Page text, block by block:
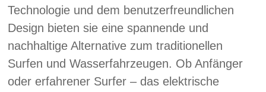
Technologie und dem benutzerfreundlichen
Design bieten sie eine spannende und
nachhaltige Alternative zum traditionellen
Surfen und Wasserfahrzeugen. Ob Anfänger
oder erfahrener Surfer – das elektrische